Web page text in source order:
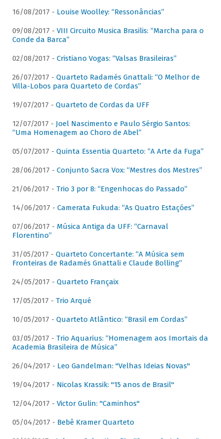
16/08/2017 - Louise Woolley: “Ressonâncias”
09/08/2017 - VIII Circuito Musica Brasilis: “Marcha para o
Conde da Barca”
02/08/2017 - Cristiano Vogas: “Valsas Brasileiras”
26/07/2017 - Quarteto Radamés Gnattali: “O Melhor de
Villa-Lobos para Quarteto de Cordas”
19/07/2017 - Quarteto de Cordas da UFF
12/07/2017 - Joel Nascimento e Paulo Sérgio Santos:
“Uma Homenagem ao Choro de Abel”
05/07/2017 - Quinta Essentia Quarteto: “A Arte da Fuga”
28/06/2017 - Conjunto Sacra Vox: “Mestres dos Mestres”
21/06/2017 - Trio 3 por 8: “Engenhocas do Passado”
14/06/2017 - Camerata Fukuda: “As Quatro Estações”
07/06/2017 - Música Antiga da UFF: “Carnaval
Florentino”
31/05/2017 - Quarteto Concertante: “A Música sem
Fronteiras de Radamés Gnattali e Claude Bolling”
24/05/2017 - Quarteto Françaix
17/05/2017 - Trio Arqué
10/05/2017 - Quarteto Atlântico: “Brasil em Cordas”
03/05/2017 - Trio Aquarius: “Homenagem aos Imortais da
Academia Brasileira de Música”
26/04/2017 - Leo Gandelman: "Velhas Ideias Novas"
19/04/2017 - Nicolas Krassik: "15 anos de Brasil"
12/04/2017 - Victor Gulin: "Caminhos"
05/04/2017 - Bebê Kramer Quarteto